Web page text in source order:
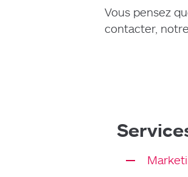
Contact
Vous pensez
contacter,